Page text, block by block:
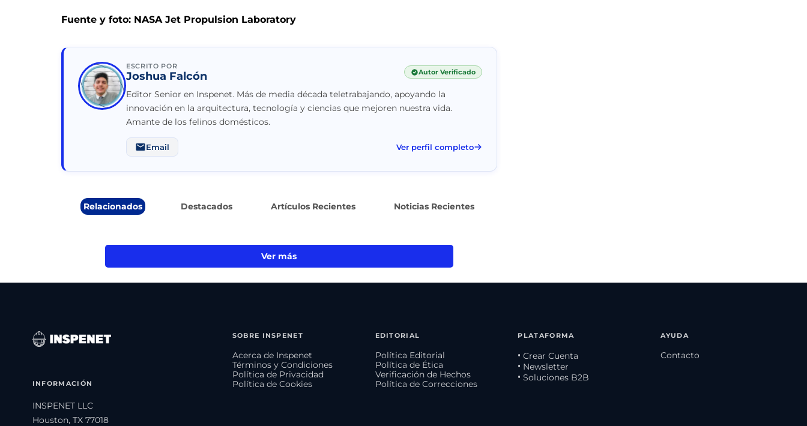
Fuente y foto: NASA Jet Propulsion Laboratory
ESCRITO POR
Joshua Falcón Autor Verificado
Editor Senior en Inspenet. Más de media década teletrabajando, apoyando la
innovación en la arquitectura, tecnología y ciencias que mejoren nuestra vida.
Amante de los felinos domésticos.
Email Ver perfil completo
Relacionados Destacados Artículos Recientes Noticias Recientes
Ver más
INFORMACIÓN
INSPENET LLC
Houston, TX 77018
SOBRE INSPENET
Acerca de Inspenet
Términos y Condiciones
Política de Privacidad
Política de Cookies
EDITORIAL
Política Editorial
Política de Ética
Verificación de Hechos
Política de Correcciones
PLATAFORMA
• Crear Cuenta
• Newsletter
• Soluciones B2B
AYUDA
Contacto